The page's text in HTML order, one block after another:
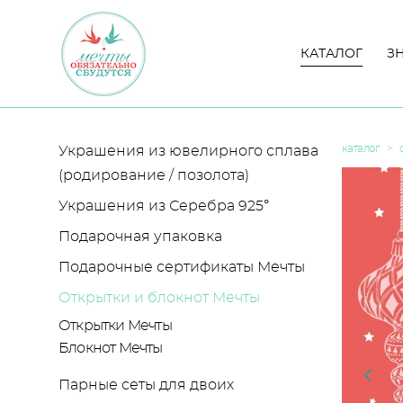
КАТАЛОГ
КАТАЛОГ
Украшения из ювелирного сплава
(родирование / позолота)
Украшения из Серебра 925°
Подарочная упаковка
Подарочные сертификаты Мечты
Открытки и блокнот Мечты
Открытки Мечты
Блокнот Мечты
Парные сеты для двоих
каталог >